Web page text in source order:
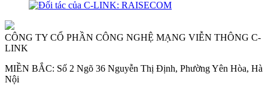
CÔNG TY CỔ PHẦN CÔNG NGHỆ MẠNG VIỄN THÔNG C-
LINK
MIỀN BẮC: Số 2 Ngõ 36 Nguyễn Thị Định, Phường Yên Hòa, Hà
Nội